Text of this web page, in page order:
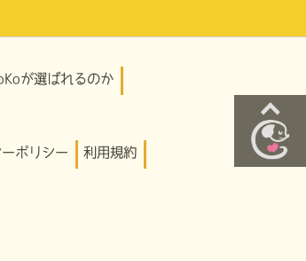
が選ばれるのか
ポリシー 利用規約